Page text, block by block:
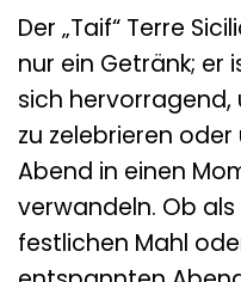
Der „Taif“ Terre
nur ein Getränk; er
sich hervorragend,
zu zelebrieren
Abend in einen
verwandeln. Ob
festlichen Mahl